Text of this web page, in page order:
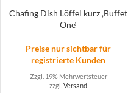
Chafing Dish Löffel kurz ‚Buffet
One‘
Preise nur sichtbar für
registrierte Kunden
Zzgl. 19% Mehrwertsteuer
zzgl.Versand